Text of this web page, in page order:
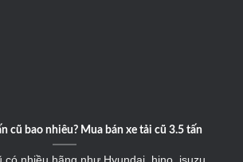
cũ bao nhiêu? Mua bán xe tải cũ 3.5 tấn